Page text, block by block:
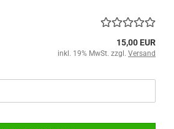
15,00 EUR
inkl. 19% MwSt. zzgl. Versand